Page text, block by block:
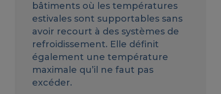
bâtiments où les températures
estivales sont supportables sans
avoir recourt à des systèmes de
refroidissement. Elle définit
également une température
maximale qu’il ne faut pas
excéder.